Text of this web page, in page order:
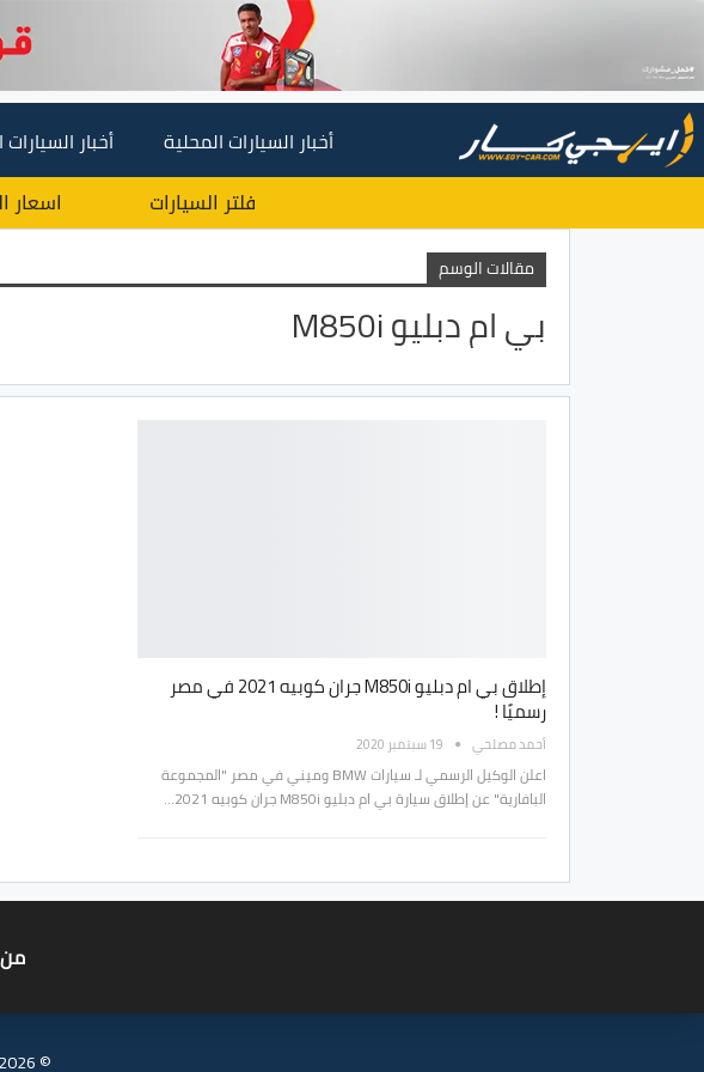
أخبار السيارات المحلية أخبار
فلتر السيارات اسعار
مقالات الوسم
بي ام دبليو M850i
إطلاق بي ام دبليو M850i جران كوبيه 2021 في مصر
رسميًا !
أحمد مصلحي 19 سبتمبر 2020
اعلن الوكيل الرسمي لـ سيارات BMW وميني في مصر "المجموعة
البافارية" عن إطلاق سيارة بي ام دبليو M850i جران كوبيه 2021…
© 2026 - ايجي كار. جميع الحقوق محفوظة.